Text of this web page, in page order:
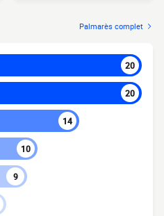
Palmarès complet
20
20
14
10
9